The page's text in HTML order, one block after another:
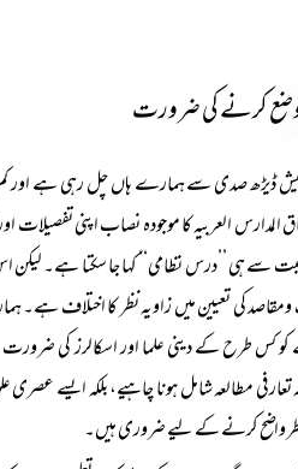
وضع کرنے کی ضرورت
ڈیڑھ صدی سے ہمارے ہاں چل رہی ہے اور کم
المدارس العربیہ کا موجودہ نصاب اپنی
ہی ’’درس نظامی‘‘ کہا جا سکتا ہے۔ لیکن
کی تعیین میں زاویہ نظر کا اختلاف ہے۔
طرح کے دینی علما اور اسکالرز کی
مطالعہ شامل ہونا چاہیے، بلکہ ایسے
نظر واضح کرنے کے لیے ضروری ہیں۔